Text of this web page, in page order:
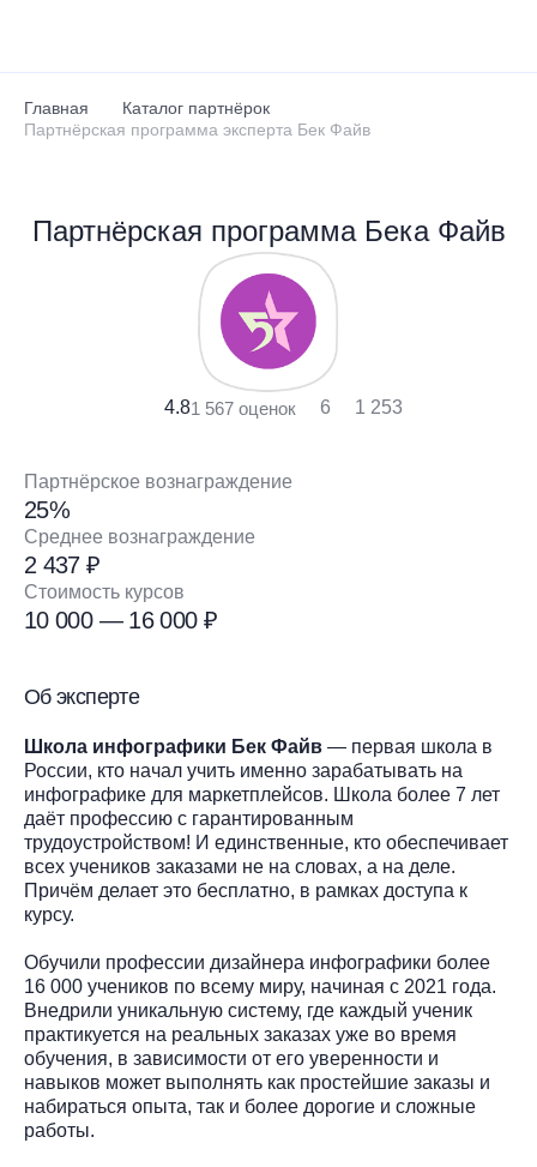
Главная
Каталог партнёрок
Партнёрская программа эксперта Бек Файв
Партнёрская программа Бека Файв
4.81 567 оценок 6 1 253
Партнёрское вознаграждение
25%
Среднее вознаграждение
2 437 ₽
Стоимость курсов
10 000 — 16 000 ₽
Об эксперте
Школа инфографики Бек Файв — первая школа в
России, кто начал учить именно зарабатывать на
инфографике для маркетплейсов. Школа более 7 лет
даёт профессию с гарантированным
трудоустройством! И единственные, кто обеспечивает
всех учеников заказами не на словах, а на деле.
Причём делает это бесплатно, в рамках доступа к
курсу.
Обучили профессии дизайнера инфографики более
16 000 учеников по всему миру, начиная с 2021 года.
Внедрили уникальную систему, где каждый ученик
практикуется на реальных заказах уже во время
обучения, в зависимости от его уверенности и
навыков может выполнять как простейшие заказы и
набираться опыта, так и более дорогие и сложные
работы.